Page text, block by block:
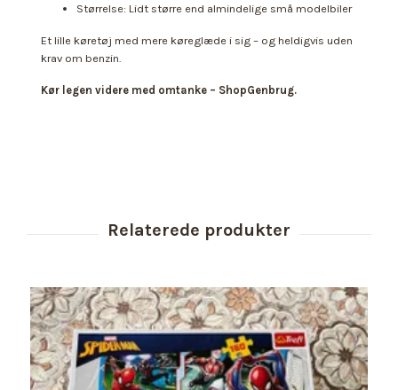
Størrelse: Lidt større end almindelige små modelbiler
Et lille køretøj med mere køreglæde i sig – og heldigvis uden
krav om benzin.
Kør legen videre med omtanke – ShopGenbrug.